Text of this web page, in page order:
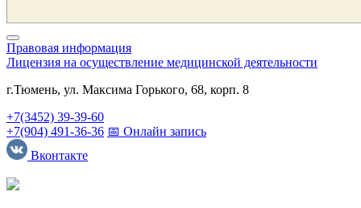
Правовая информация
Лицензия на осуществление медицинской деятельности
г.Тюмень, ул. Максима Горького, 68, корп. 8
+7(3452) 39-39-60
+7(904) 491-36-36 📅 Онлайн запись
Вконтакте